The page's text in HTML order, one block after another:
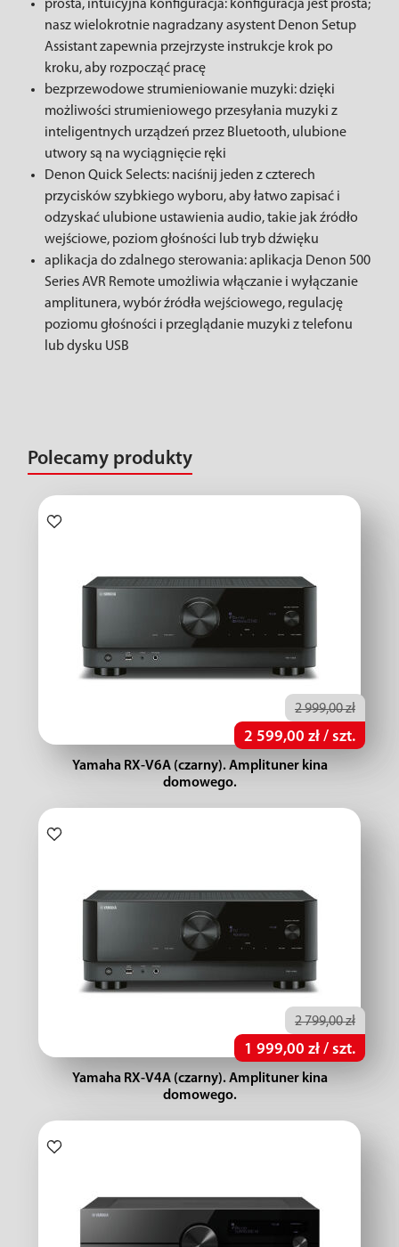
prosta, intuicyjna konfiguracja: konfiguracja jest prosta;
nasz wielokrotnie nagradzany asystent Denon Setup
Assistant zapewnia przejrzyste instrukcje krok po
kroku, aby rozpocząć pracę
bezprzewodowe strumieniowanie muzyki: dzięki
możliwości strumieniowego przesyłania muzyki z
inteligentnych urządzeń przez Bluetooth, ulubione
utwory są na wyciągnięcie ręki
Denon Quick Selects: naciśnij jeden z czterech
przycisków szybkiego wyboru, aby łatwo zapisać i
odzyskać ulubione ustawienia audio, takie jak źródło
wejściowe, poziom głośności lub tryb dźwięku
aplikacja do zdalnego sterowania: aplikacja Denon 500
Series AVR Remote umożliwia włączanie i wyłączanie
amplitunera, wybór źródła wejściowego, regulację
poziomu głośności i przeglądanie muzyki z telefonu
lub dysku USB
Polecamy produkty
2 999,00 zł
2 599,00 zł / szt.
Yamaha RX-V6A (czarny). Amplituner kina
domowego.
2 799,00 zł
1 999,00 zł / szt.
Yamaha RX-V4A (czarny). Amplituner kina
domowego.